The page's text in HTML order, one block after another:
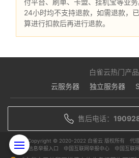
付平台、刷单、卡盟、挂机宝等业
24小时均不支持退款，如需退款，
算进行扣款后再进行退款。
白雀云热门产品
云服务器
独立服务器
售后电话：
Copyright © 2020-2022 白雀云 版权所有
代
违规信息举报入口
中国互联网举报中心 中国互联